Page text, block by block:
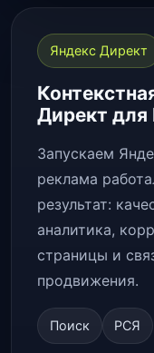
Яндекс Директ
Директ для
Запускаем
реклама
результат:
аналитика,
страницы и
продвижения.
Поиск РСЯ